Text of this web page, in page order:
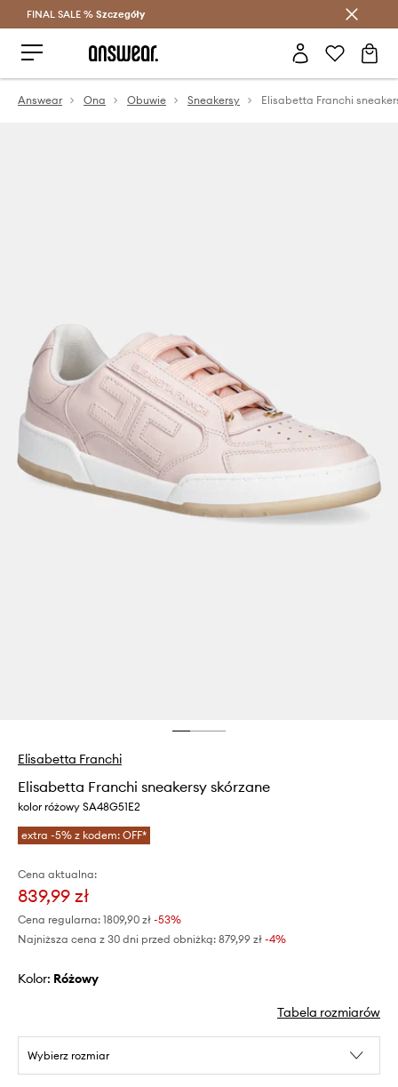
Oszczędzaj z Answear Club >
FINAL SALE % Szczegóły
Answear Ona Obuwie Sneakersy
Elisabetta Franchi
Elisabetta Franchi sneakersy skórzane
kolor różowy SA48G51E2
extra -5% z kodem: OFF*
Cena aktualna:
839,99 zł
Cena regularna: 1809,90 zł -53%
Najniższa cena z 30 dni przed obniżką: 879,99 zł -4%
Kolor: różowy
Tabela rozmiarów
Wybierz rozmiar